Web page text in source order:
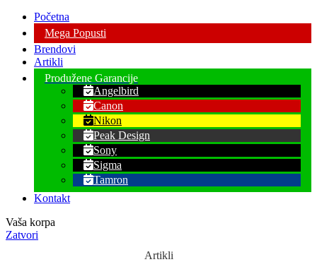
Početna
Mega Popusti
Brendovi
Artikli
Produžene Garancije
Angelbird
Canon
Nikon
Peak Design
Sony
Sigma
Tamron
Kontakt
Vaša korpa
Zatvori
Artikli